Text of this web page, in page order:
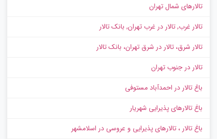
تالارهای شمال تهران
تالار غرب, تالار در غرب تهران, بانک تالار
تالار شرق، تالار در شرق تهران، بانک تالار
تالار در جنوب تهران
باغ تالار در احمدآباد مستوفی
باغ تالارهای پذیرایی شهریار
باغ تالار ، تالارهای پذیرایی و عروسی در اسلامشهر